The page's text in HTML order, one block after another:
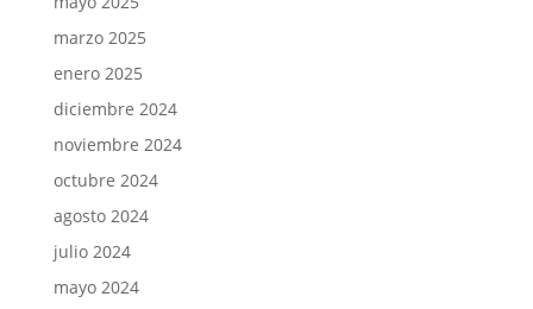
marzo 2025
enero 2025
diciembre 2024
noviembre 2024
octubre 2024
agosto 2024
julio 2024
mayo 2024